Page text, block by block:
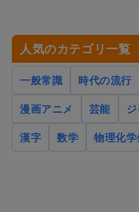
人気のカテゴリ一覧
一般常識 時代の流行
漫画アニメ
芸能
漢字
数学 物理化